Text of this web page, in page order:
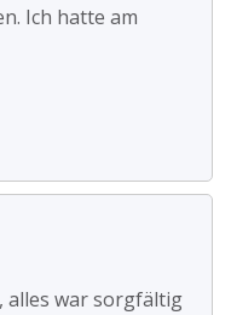
Ich hatte am
alles war sorgfältig